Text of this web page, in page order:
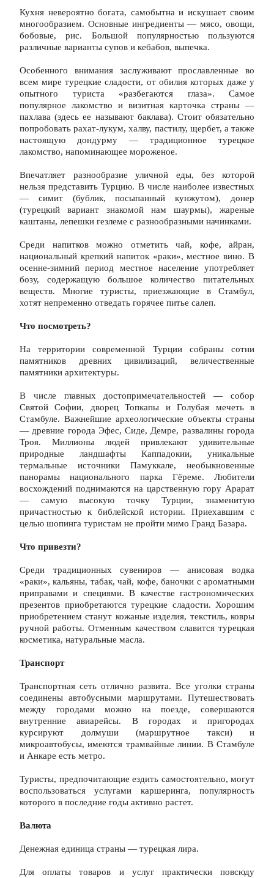
Кухня невероятно богата, самобытна и искушает своим
многообразием. Основные ингредиенты — мясо, овощи,
бобовые, рис. Большой популярностью пользуются
различные варианты супов и кебабов, выпечка.
Особенного внимания заслуживают прославленные во
всем мире турецкие сладости, от обилия которых даже у
опытного туриста «разбегаются глаза». Самое
популярное лакомство и визитная карточка страны —
пахлава (здесь ее называют баклава). Стоит обязательно
попробовать рахат-лукум, халву, пастилу, щербет, а также
настоящую дондурму — традиционное турецкое
лакомство, напоминающее мороженое.
Впечатляет разнообразие уличной еды, без которой
нельзя представить Турцию. В числе наиболее известных
— симит (бублик, посыпанный кунжутом), донер
(турецкий вариант знакомой нам шаурмы), жареные
каштаны, лепешки гезлеме с разнообразными начинками.
Среди напитков можно отметить чай, кофе, айран,
национальный крепкий напиток «раки», местное вино. В
осенне-зимний период местное население употребляет
бозу, содержащую большое количество питательных
веществ. Многие туристы, приезжающие в Стамбул,
хотят непременно отведать горячее питье салеп.
Что посмотреть?
На территории современной Турции собраны сотни
памятников древних цивилизаций, величественные
памятники архитектуры.
В числе главных достопримечательностей — собор
Святой Софии, дворец Топкапы и Голубая мечеть в
Стамбуле. Важнейшие археологические объекты страны
— древние города Эфес, Сиде, Демре, развалины города
Троя. Миллионы людей привлекают удивительные
природные ландшафты Каппадокии, уникальные
термальные источники Памуккале, необыкновенные
панорамы национального парка Гёреме. Любители
восхождений поднимаются на царственную гору Арарат
— самую высокую точку Турции, знаменитую
причастностью к библейской истории. Приехавшим с
целью шопинга туристам не пройти мимо Гранд Базара.
Что привезти?
Среди традиционных сувениров — анисовая водка
«раки», кальяны, табак, чай, кофе, баночки с ароматными
приправами и специями. В качестве гастрономических
презентов приобретаются турецкие сладости. Хорошим
приобретением станут кожаные изделия, текстиль, ковры
ручной работы. Отменным качеством славится турецкая
косметика, натуральные масла.
Транспорт
Транспортная сеть отлично развита. Все уголки страны
соединены автобусными маршрутами. Путешествовать
между городами можно на поезде, совершаются
внутренние авиарейсы. В городах и пригородах
курсируют долмуши (маршрутное такси) и
микроавтобусы, имеются трамвайные линии. В Стамбуле
и Анкаре есть метро.
Туристы, предпочитающие ездить самостоятельно, могут
воспользоваться услугами каршеринга, популярность
которого в последние годы активно растет.
Валюта
Денежная единица страны — турецкая лира.
Для оплаты товаров и услуг практически повсюду